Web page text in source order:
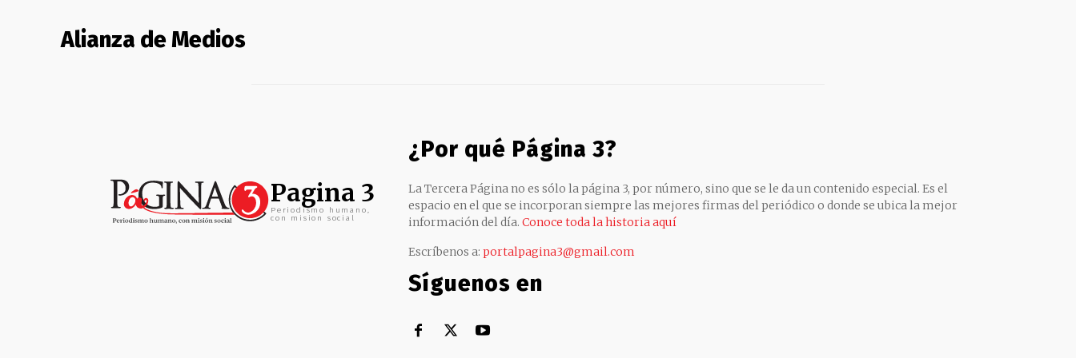
Alianza de Medios
Pagina 3
Periodismo humano,
con mision social
¿Por qué Página 3?
La Tercera Página no es sólo la página 3, por número, sino que se le da un contenido especial. Es el
espacio en el que se incorporan siempre las mejores firmas del periódico o donde se ubica la mejor
información del día. Conoce toda la historia aquí
Escríbenos a: portalpagina3@gmail.com
Síguenos en